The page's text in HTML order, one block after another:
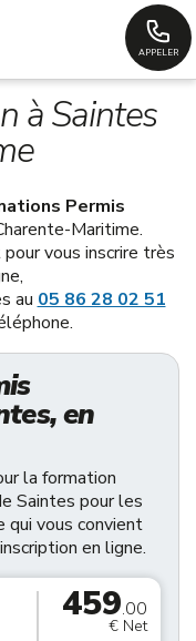
APPELER
à Saintes
Permis
Maritime.
vous inscrire très
au 05 86 28 02 51
en
la formation
Saintes pour les
qui vous convient
en ligne.
459.00
€ Net